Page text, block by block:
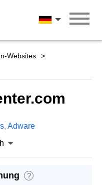
Deutsch
Websites
, Adware
?